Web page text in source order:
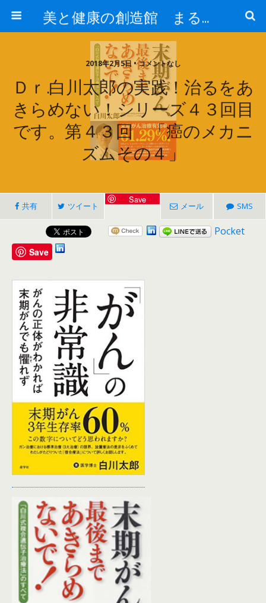
美と健康の創造館 まるとみ薬品 ぐんまの薬屋 芳さんのブログ
2018年2月5日 • コメントなし
Ｄｒ.白川太郎の実践！治るをあ
きらめない！シリーズ４３回目
です。第４３回 「癌のメカニ
ズムその４」
共有 ツイート
Save
メール SMS
Pocket
Save